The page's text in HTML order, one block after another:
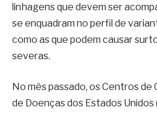
linhagens que devem ser
se enquadram no perfil de
como as que podem causar
severas.
No mês passado, os Centros
de Doenças dos Estados Unidos